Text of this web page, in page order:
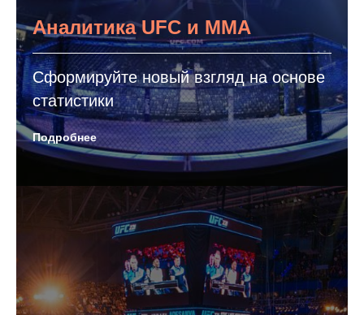
Аналитика UFC и ММА
Сформируйте новый взгляд на основе
статистики
Подробнее